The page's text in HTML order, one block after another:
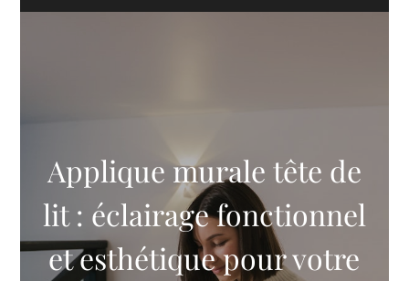
Applique murale tête de
lit : éclairage fonctionnel
et esthétique pour votre